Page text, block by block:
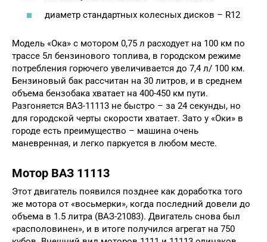
диаметр стандартных колесных дисков – R12
Модель «Ока» с мотором 0,75 л расходует на 100 км по
трассе 5л бензинового топлива, в городском режиме
потребления горючего увеличивается до 7,4 л/ 100 км.
Бензиновый бак рассчитан на 30 литров, и в среднем
объема бензобака хватает на 400-450 км пути.
Разгоняется ВАЗ-11113 не быстро – за 24 секунды, но
для городской черты скорости хватает. Зато у «Оки» в
городе есть преимущество – машина очень
маневренная, и легко паркуется в любом месте.
Мотор ВАЗ 11113
Этот двигатель появился позднее как доработка того
же мотора от «восьмерки», когда последний довели до
объема в 1.5 литра (ВАЗ-21083). Двигатель снова был
«располовинен», и в итоге получился агрегат на 750